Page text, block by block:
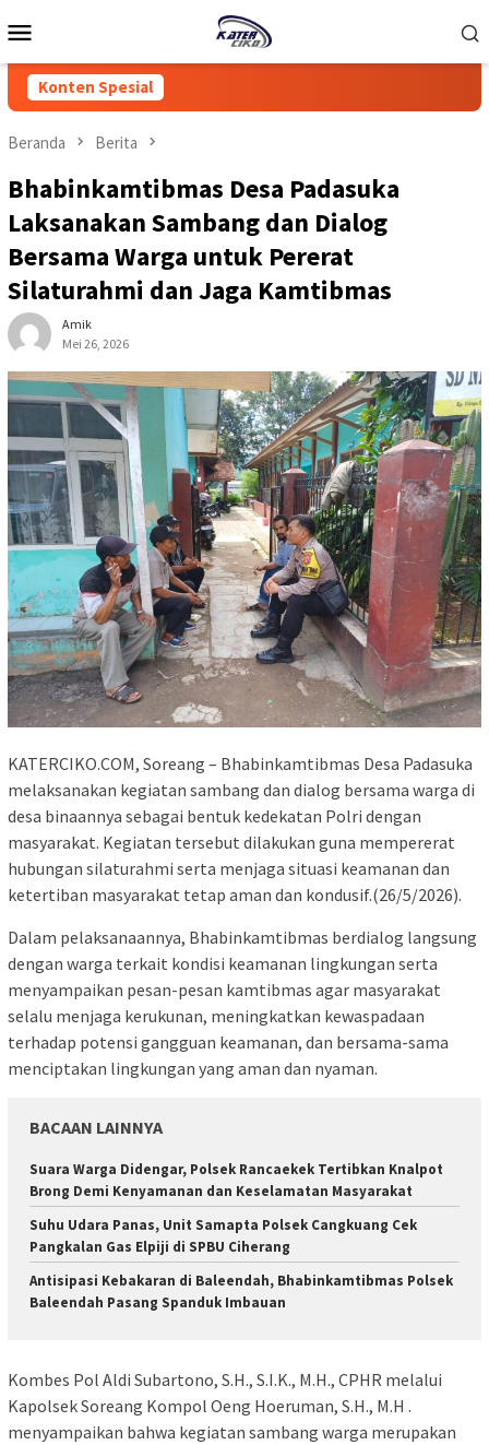
ke
Mobile
Konten Spesial
Beranda Berita
Bhabinkamtibmas Desa Padasuka
Laksanakan Sambang dan Dialog
Bersama Warga untuk Pererat
Silaturahmi dan Jaga Kamtibmas
Amik
Mei 26, 2026
KATERCIKO.COM, Soreang – Bhabinkamtibmas Desa Padasuka
melaksanakan kegiatan sambang dan dialog bersama warga di
desa binaannya sebagai bentuk kedekatan Polri dengan
masyarakat. Kegiatan tersebut dilakukan guna mempererat
hubungan silaturahmi serta menjaga situasi keamanan dan
ketertiban masyarakat tetap aman dan kondusif.(26/5/2026).
Dalam pelaksanaannya, Bhabinkamtibmas berdialog langsung
dengan warga terkait kondisi keamanan lingkungan serta
menyampaikan pesan-pesan kamtibmas agar masyarakat
selalu menjaga kerukunan, meningkatkan kewaspadaan
terhadap potensi gangguan keamanan, dan bersama-sama
menciptakan lingkungan yang aman dan nyaman.
BACAAN LAINNYA
Suara Warga Didengar, Polsek Rancaekek Tertibkan Knalpot
Brong Demi Kenyamanan dan Keselamatan Masyarakat
Suhu Udara Panas, Unit Samapta Polsek Cangkuang Cek
Pangkalan Gas Elpiji di SPBU Ciherang
Antisipasi Kebakaran di Baleendah, Bhabinkamtibmas Polsek
Baleendah Pasang Spanduk Imbauan
Kombes Pol Aldi Subartono, S.H., S.I.K., M.H., CPHR melalui
Kapolsek Soreang Kompol Oeng Hoeruman, S.H., M.H .
menyampaikan bahwa kegiatan sambang warga merupakan